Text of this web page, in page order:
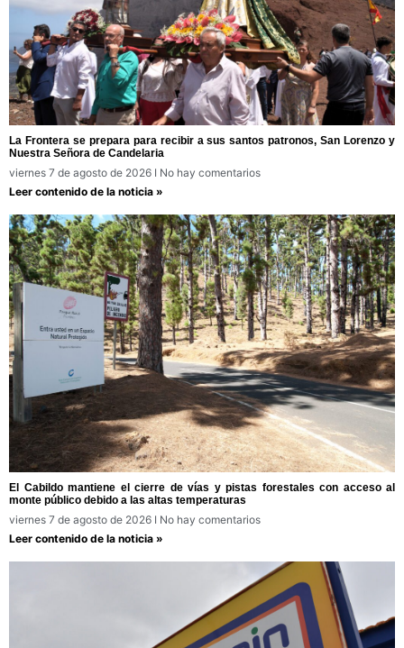
La Frontera se prepara para recibir a sus santos patronos, San Lorenzo y
Nuestra Señora de Candelaria
viernes 7 de agosto de 2026
No hay comentarios
Leer contenido de la noticia »
El Cabildo mantiene el cierre de vías y pistas forestales con acceso al
monte público debido a las altas temperaturas
viernes 7 de agosto de 2026
No hay comentarios
Leer contenido de la noticia »